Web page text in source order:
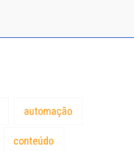
automação
conteúdo